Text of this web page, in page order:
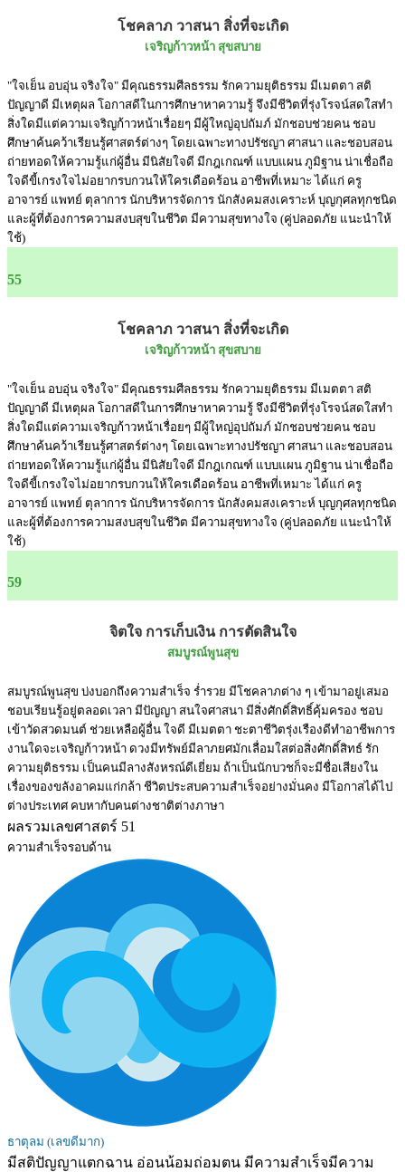
โชคลาภ วาสนา สิ่งที่จะเกิด
เจริญก้าวหน้า สุขสบาย
"ใจเย็น อบอุ่น จริงใจ" มีคุณธรรมศีลธรรม รักความยุติธรรม มีเมตตา สติ
ปัญญาดี มีเหตุผล โอกาสดีในการศึกษาหาความรู้ จึงมีชีวิตที่รุ่งโรจน์สดใสทำ
สิ่งใดมีแต่ความเจริญก้าวหน้าเรื่อยๆ มีผู้ใหญ่อุปถัมภ์ มักชอบช่วยคน ชอบ
ศึกษาค้นคว้าเรียนรู้ศาสตร์ต่างๆ โดยเฉพาะทางปรัชญา ศาสนา และชอบสอน
ถ่ายทอดให้ความรู้แก่ผู้อื่น มีนิสัยใจดี มีกฎเกณฑ์ แบบแผน ภูมิฐาน น่าเชื่อถือ
ใจดีขี้เกรงใจไม่อยากรบกวนให้ใครเดือดร้อน อาชีพที่เหมาะ ได้แก่ ครู
อาจารย์ แพทย์ ตุลาการ นักบริหารจัดการ นักสังคมสงเคราะห์ บุญกุศลทุกชนิด
และผู้ที่ต้องการความสงบสุขในชีวิต มีความสุขทางใจ (คู่ปลอดภัย แนะนำให้
ใช้)
55
โชคลาภ วาสนา สิ่งที่จะเกิด
เจริญก้าวหน้า สุขสบาย
"ใจเย็น อบอุ่น จริงใจ" มีคุณธรรมศีลธรรม รักความยุติธรรม มีเมตตา สติ
ปัญญาดี มีเหตุผล โอกาสดีในการศึกษาหาความรู้ จึงมีชีวิตที่รุ่งโรจน์สดใสทำ
สิ่งใดมีแต่ความเจริญก้าวหน้าเรื่อยๆ มีผู้ใหญ่อุปถัมภ์ มักชอบช่วยคน ชอบ
ศึกษาค้นคว้าเรียนรู้ศาสตร์ต่างๆ โดยเฉพาะทางปรัชญา ศาสนา และชอบสอน
ถ่ายทอดให้ความรู้แก่ผู้อื่น มีนิสัยใจดี มีกฎเกณฑ์ แบบแผน ภูมิฐาน น่าเชื่อถือ
ใจดีขี้เกรงใจไม่อยากรบกวนให้ใครเดือดร้อน อาชีพที่เหมาะ ได้แก่ ครู
อาจารย์ แพทย์ ตุลาการ นักบริหารจัดการ นักสังคมสงเคราะห์ บุญกุศลทุกชนิด
และผู้ที่ต้องการความสงบสุขในชีวิต มีความสุขทางใจ (คู่ปลอดภัย แนะนำให้
ใช้)
59
จิตใจ การเก็บเงิน การตัดสินใจ
สมบูรณ์พูนสุข
สมบูรณ์พูนสุข บ่งบอกถึงความสำเร็จ ร่ำรวย มีโชคลาภต่าง ๆ เข้ามาอยู่เสมอ
ชอบเรียนรู้อยู่ตลอดเวลา มีปัญญา สนใจศาสนา มีสิ่งศักดิ์สิทธิ์คุ้มครอง ชอบ
เข้าวัดสวดมนต์ ช่วยเหลือผู้อื่น ใจดี มีเมตตา ชะตาชีวิตรุ่งเรืองดีทำอาชีพการ
งานใดจะเจริญก้าวหน้า ดวงมีทรัพย์มีลาภยศมักเลื่อมใสต่อสิ่งศักดิ์สิทธ์ รัก
ความยุติธรรม เป็นคนมีลางสังหรณ์ดีเยี่ยม ถ้าเป็นนักบวชก็จะมีชื่อเสียงใน
เรื่องของขลังอาคมแก่กล้า ชีวิตประสบความสำเร็จอย่างมั่นคง มีโอกาสได้ไป
ต่างประเทศ คบหากับคนต่างชาติต่างภาษา
ผลรวมเลขศาสตร์ 51
ความสำเร็จรอบด้าน
ธาตุลม (เลขดีมาก)
มีสติปัญญาแตกฉาน อ่อนน้อมถ่อมตน มีความสำเร็จมีความ